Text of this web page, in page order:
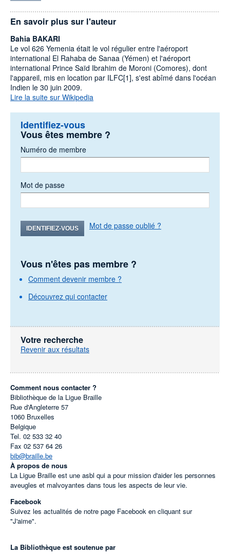
En savoir plus sur l'auteur
Bahia BAKARI
Le vol 626 Yemenia était le vol régulier entre l'aéroport
international El Rahaba de Sanaa (Yémen) et l'aéroport
international Prince Saïd Ibrahim de Moroni (Comores), dont
l'appareil, mis en location par ILFC[1], s'est abîmé dans l'océan
Indien le 30 juin 2009.
Lire la suite sur Wikipedia
Identifiez-vous
Vous êtes membre ?
Numéro de membre
Mot de passe
IDENTIFIEZ-VOUS Mot de passe oublié ?
Vous n'êtes pas membre ?
Comment devenir membre ?
Découvrez qui contacter
Votre recherche
Revenir aux résultats
Comment nous contacter ?
Bibliothèque de la Ligue Braille
Rue d'Angleterre 57
1060 Bruxelles
Belgique
Tel. 02 533 32 40
Fax 02 537 64 26
bib@braille.be
À propos de nous
La Ligue Braille est une asbl qui a pour mission d'aider les personnes
aveugles et malvoyantes dans tous les aspects de leur vie.
Facebook
Suivez les actualités de notre page Facebook en cliquant sur
"J'aime".
La Bibliothèque est soutenue par